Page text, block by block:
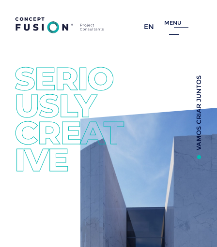
EN MENU
VAMOS CRIAR JUNTOS
SERIO
USLY
CREAT
IVE